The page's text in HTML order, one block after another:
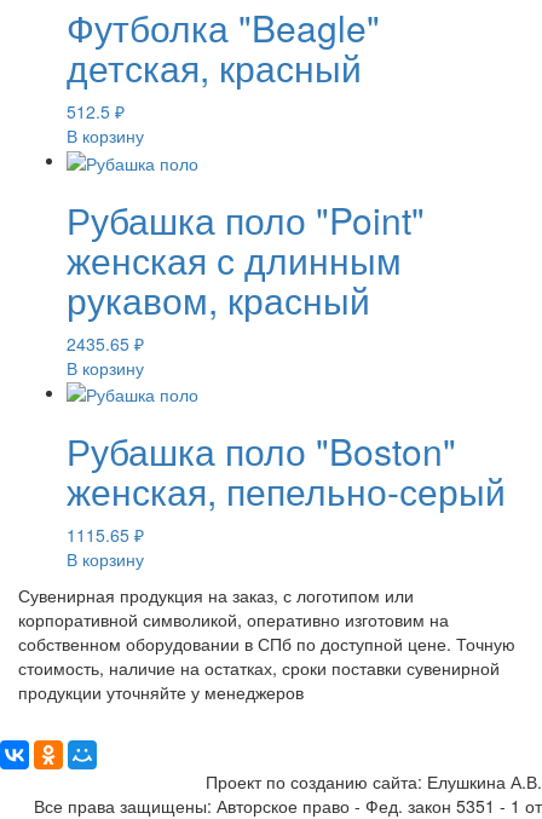
Футболка "Beagle"
детская, красный
512.5 ₽
В корзину
Рубашка поло "Point"
женская с длинным
рукавом, красный
2435.65 ₽
В корзину
Рубашка поло "Boston"
женская, пепельно-серый
1115.65 ₽
В корзину
Сувенирная продукция на заказ, с логотипом или
корпоративной символикой, оперативно изготовим на
собственном оборудовании в СПб по доступной цене. Точную
стоимость, наличие на остатках, сроки поставки сувенирной
продукции уточняйте у менеджеров
Проект по созданию сайта: Елушкина А.В.
Все права защищены: Авторское право - Фед. закон 5351 - 1 от